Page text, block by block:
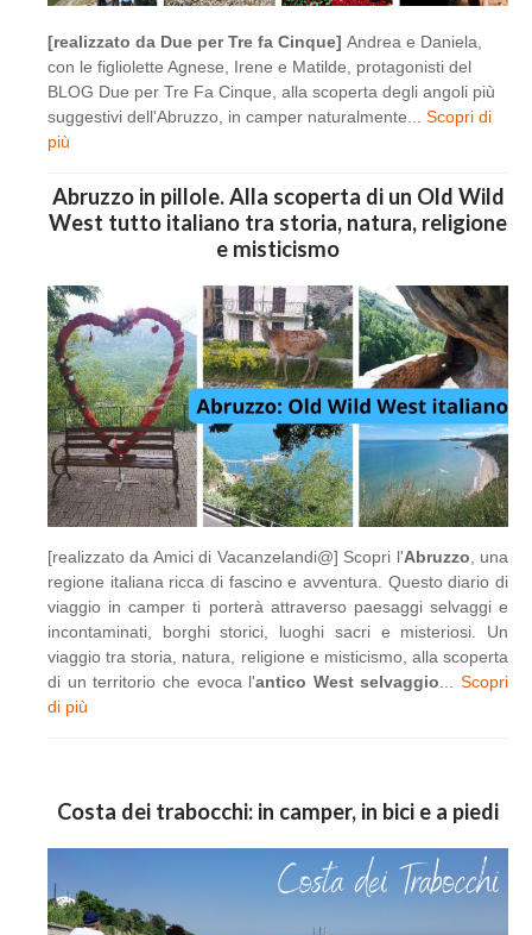
[realizzato da Due per Tre fa Cinque] Andrea e Daniela,
con le figliolette Agnese, Irene e Matilde, protagonisti del
BLOG Due per Tre Fa Cinque, alla scoperta degli angoli più
suggestivi dell'Abruzzo, in camper naturalmente...
Scopri di
più
Abruzzo in pillole. Alla scoperta di un Old Wild
West tutto italiano tra storia, natura, religione
e misticismo
[realizzato da Amici di Vacanzelandi@] Scopri l'Abruzzo, una
regione italiana ricca di fascino e avventura. Questo diario di
viaggio in camper ti porterà attraverso paesaggi selvaggi e
incontaminati, borghi storici, luoghi sacri e misteriosi. Un
viaggio tra storia, natura, religione e misticismo, alla scoperta
di un territorio che evoca l'antico West selvaggio... Scopri
di più
Costa dei trabocchi: in camper, in bici e a piedi